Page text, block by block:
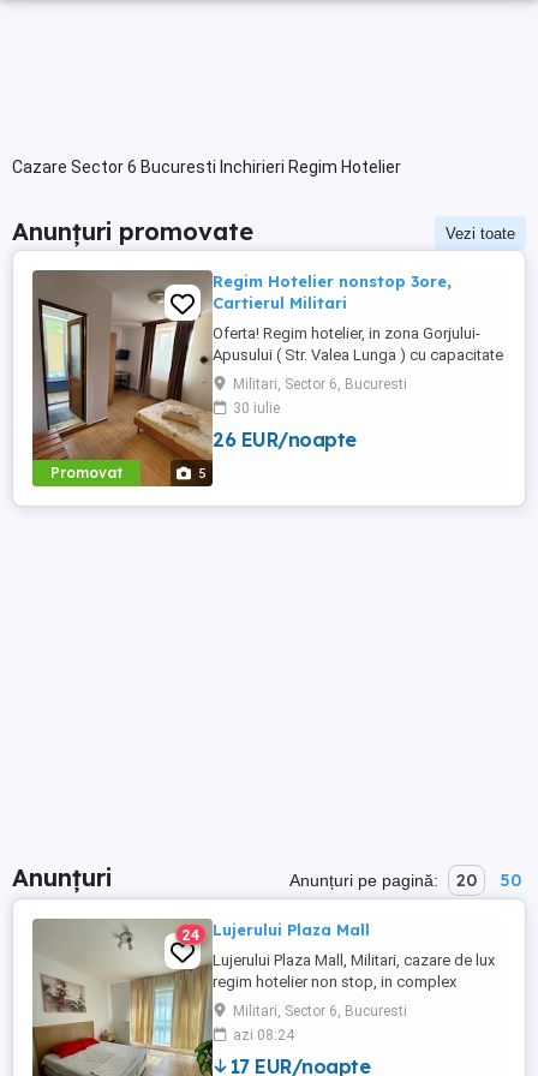
Cazare Sector 6 Bucuresti Inchirieri Regim Hotelier
Anunțuri promovate Vezi toate
Promovat 5
Regim Hotelier nonstop 3ore,
Cartierul Militari
Oferta! Regim hotelier, in zona Gorjului-
Apusului ( Str. Valea Lunga ) cu capacitate
de 13 camere. Accesul se realizeaza NON-
STOP la Receptia pensiunii. Tarife: 135 lei
3 ore. 150 lei 4 ore 160 lei 6 ore 230 lei
noapte (ora 12-ora 12) Pentru rezervari
Militari, Sector 6, Bucuresti
30 iulie
26 EUR/noapte
Anunțuri Anunțuri pe pagină: 20 50
24 Lujerului Plaza Mall
Lujerului Plaza Mall, Militari, cazare de lux
regim hotelier non stop, in complex
rezidential nou 2019, in apropiere de
Metrou Lujerului. Loc de parcare asigurat.
Preturi incepand cu 100 lei 2 ore , 170 lei
noapte (orele 18-9), 250 lei 24 de ore.
Militari, Sector 6, Bucuresti
azi 08:24
17 EUR/noapte